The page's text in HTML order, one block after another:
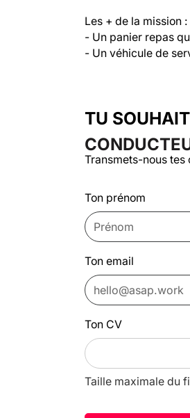
Les + de la mission :
- Un panier repas
- Un véhicule de
TU
Transmets-nous
Ton prénom
Ton email
Ton CV
Taille maximale du